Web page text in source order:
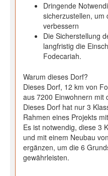
Dringende
sicherzustellen, um
verbessern
Die Sicherstellung
langfristig die
Fodecariah.
Warum dieses Dorf?
Dieses Dorf, 12 km von
aus 7200 Einwohnern mit
Dieses Dorf hat nur 3
Rahmen eines Projekts
Es ist notwendig, diese 3
und mit einem Neubau
ergänzen, um die 6
gewährleisten.